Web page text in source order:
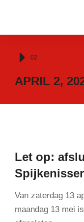
Je bent hier:
02
APRIL 2,
Let op:
Van zaterdag 13
maandag 13 mei